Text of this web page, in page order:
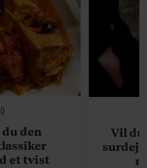
du den
et tvist
Vil du